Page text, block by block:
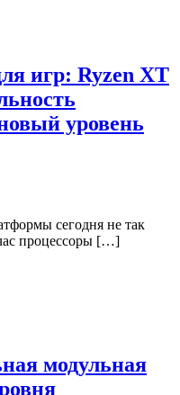
игр: Ryzen XT
уровень
сегодня не так
процессоры […]
модульная